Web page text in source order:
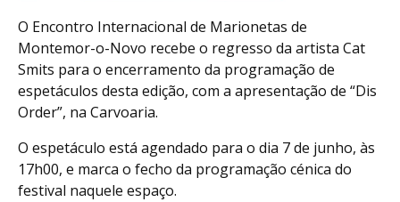
O Encontro Internacional de Marionetas de
Montemor-o-Novo recebe o regresso da artista Cat
Smits para o encerramento da programação de
espetáculos desta edição, com a apresentação de “Dis
Order”, na Carvoaria.
O espetáculo está agendado para o dia 7 de junho, às
17h00, e marca o fecho da programação cénica do
festival naquele espaço.